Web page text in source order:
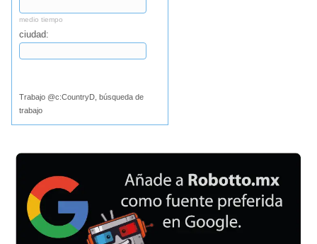
medio tiempo
ciudad:
Trabajo @c:CountryD, búsqueda de
trabajo